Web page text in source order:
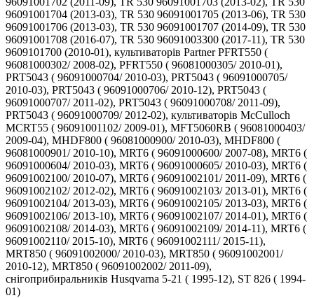
96091001704 (2013-03), TR 530 96091001705 (2013-06), TR 530
96091001706 (2013-03), TR 530 96091001707 (2014-09), TR 530
96091001708 (2016-07), TR 530 96091003300 (2017-11), TR 530
9609101700 (2010-01), культиваторів Partner PFRT550 (
96081000302/ 2008-02), PFRT550 ( 96081000305/ 2010-01),
PRT5043 ( 96091000704/ 2010-03), PRT5043 ( 96091000705/
2010-03), PRT5043 ( 96091000706/ 2010-12), PRT5043 (
96091000707/ 2011-02), PRT5043 ( 96091000708/ 2011-09),
PRT5043 ( 96091000709/ 2012-02), культиваторів McCulloch
MCRT55 ( 96091001102/ 2009-01), MFT5060RB ( 96081000403/
2009-04), MHDF800 ( 96081000900/ 2010-03), MHDF800 (
96081000901/ 2010-10), MRT6 ( 96091000600/ 2007-08), MRT6 (
96091000604/ 2010-03), MRT6 ( 96091000605/ 2010-03), MRT6 (
96091002100/ 2010-07), MRT6 ( 96091002101/ 2011-09), MRT6 (
96091002102/ 2012-02), MRT6 ( 96091002103/ 2013-01), MRT6 (
96091002104/ 2013-03), MRT6 ( 96091002105/ 2013-03), MRT6 (
96091002106/ 2013-10), MRT6 ( 96091002107/ 2014-01), MRT6 (
96091002108/ 2014-03), MRT6 ( 96091002109/ 2014-11), MRT6 (
96091002110/ 2015-10), MRT6 ( 96091002111/ 2015-11),
MRT850 ( 96091002000/ 2010-03), MRT850 ( 96091002001/
2010-12), MRT850 ( 96091002002/ 2011-09),
снігоприбиральників Husqvarna 5-21 ( 1995-12), ST 826 ( 1994-
01)